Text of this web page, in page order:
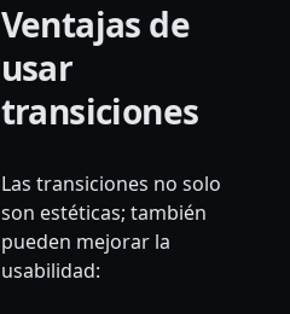
Ventajas de
usar
transiciones
Las transiciones no solo
son estéticas; también
pueden mejorar la
usabilidad: